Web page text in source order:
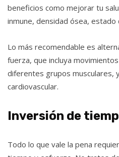
beneficios como mejorar tu
inmune, densidad ósea,
Lo más recomendable es
fuerza, que incluya
diferentes grupos musculares,
cardiovascular.
Inversión de
Todo lo que vale la pena